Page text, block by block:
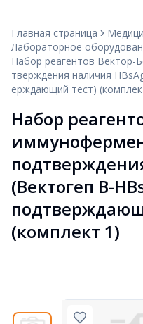
Главная страница
Лабораторное
Набор реагентов Вектор-
тверждения наличия
ерждающий тест)
Набор
(Вектогеп В-
(комплект 1)